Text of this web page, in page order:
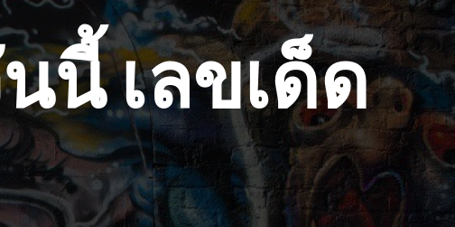
นี้ เลขเด็ด